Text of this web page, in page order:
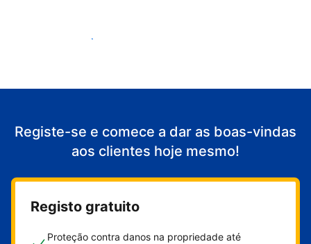
Comece a receber clientes
Registe-se e comece a dar as boas-vindas
aos clientes hoje mesmo!
Registo gratuito
Proteção contra danos na propriedade até